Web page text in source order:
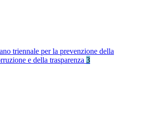
triennale per la prevenzione della
e della trasparenza 3